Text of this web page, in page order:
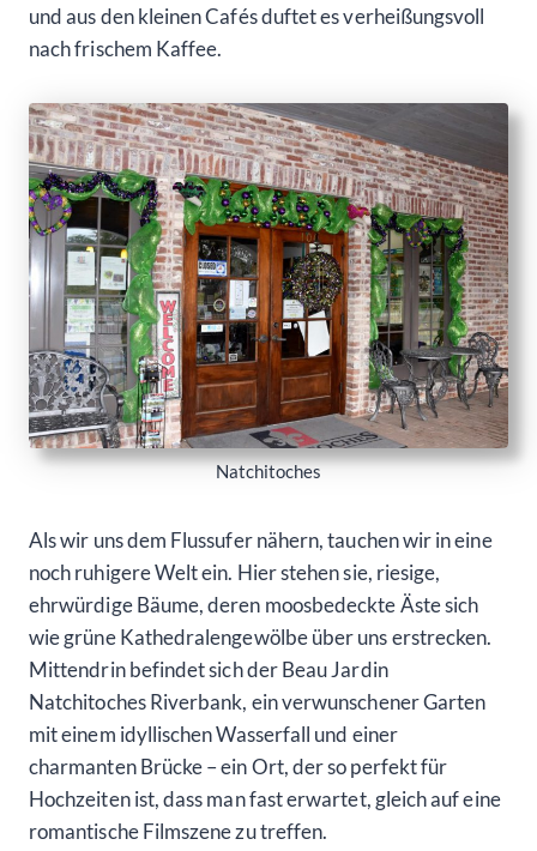
und aus den kleinen Cafés duftet es verheißungsvoll
nach frischem Kaffee.
Natchitoches
Als wir uns dem Flussufer nähern, tauchen wir in eine
noch ruhigere Welt ein. Hier stehen sie, riesige,
ehrwürdige Bäume, deren moosbedeckte Äste sich
wie grüne Kathedralengewölbe über uns erstrecken.
Mittendrin befindet sich der Beau Jardin
Natchitoches Riverbank, ein verwunschener Garten
mit einem idyllischen Wasserfall und einer
charmanten Brücke – ein Ort, der so perfekt für
Hochzeiten ist, dass man fast erwartet, gleich auf eine
romantische Filmszene zu treffen.